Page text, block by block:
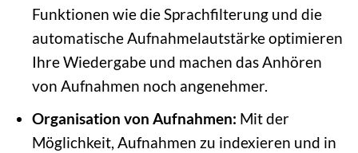
Funktionen wie die Sprachfilterung und die
automatische Aufnahmelautstärke optimieren
Ihre Wiedergabe und machen das Anhören
von Aufnahmen noch angenehmer.
Organisation von Aufnahmen: Mit der
Möglichkeit, Aufnahmen zu indexieren und in